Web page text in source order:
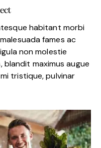
habitant morbi
fames ac
non molestie
maximus augue
tristique, pulvinar